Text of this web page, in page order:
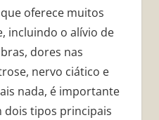
oferece muitos
incluindo o alívio de
dores nas
nervo ciático e
nada, é importante
dois tipos principais